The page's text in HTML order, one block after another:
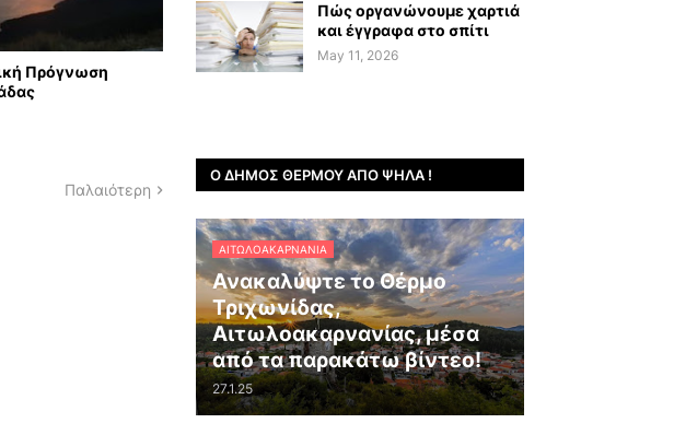
Πρόγνωση
Παλαιότερη
Πώς οργανώνουμε χαρτιά
και έγγραφα στο σπίτι
May 11, 2026
Ο ΔΉΜΟΣ ΘΈΡΜΟΥ ΑΠΌ ΨΗΛΆ !
ΑΙΤΩΛΟΑΚΑΡΝΑΝΊΑ
Ανακαλύψτε το Θέρμο
Τριχωνίδας,
Αιτωλοακαρνανίας, μέσα
από τα παρακάτω βίντεο!
27.1.25